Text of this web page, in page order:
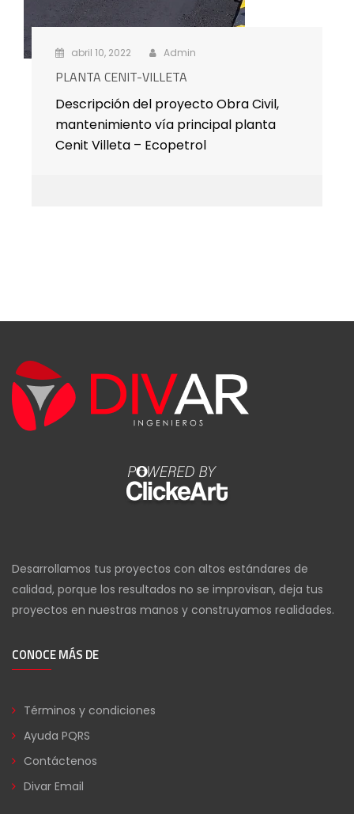
abril 10, 2022 Admin
PLANTA CENIT-VILLETA
Descripción del proyecto Obra Civil,
mantenimiento vía principal planta
Cenit Villeta – Ecopetrol
Desarrollamos tus proyectos con altos estándares de
calidad, porque los resultados no se improvisan, deja tus
proyectos en nuestras manos y construyamos realidades.
CONOCE MÁS DE
Términos y condiciones
Ayuda PQRS
Contáctenos
Divar Email